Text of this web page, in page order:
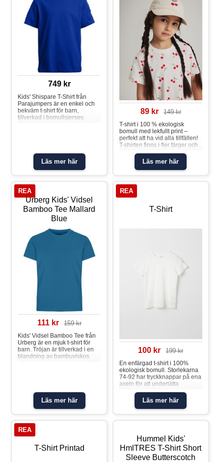
749 kr
Läs mer här
Kids' Shispare T-Shirt från
Parajumpers är en enkel och
bekväm t-shirt för barn,
tillverkad i bomullsjersey.
89 kr 149 kr
Läs mer här
T-shirt i 100 % ekologisk
bomull med lekfullt print –
perfekt att ha vid alla tillfällen!
T-shirten finns i fler färger och
tryck som matchar snyggt med
hela kollektionen. Storlekarna
86-92 har tryckknappar på ena
axeln för att underlätta
tryckknapparT-shirt körsbär
Urberg Kids' Vidsel
Bamboo Tee Mallard
Blue
REA
111 kr 159 kr
Läs mer här
Kids' Vidsel Bamboo Tee från
Urberg är en mjuk t-shirt för
barn. Tröjan är tillverkad i en
blandning av bambuviskos
% elastan
T-Shirt
REA
100 kr 199 kr
Läs mer här
En enfärgad t-shirt i 100%
ekologisk bomull. Storlekarna
74-92 har tryckknappar på ena
axeln för att underlätta
klädbyten. • Extra mjuka
sömmar • YKK Tryckknappar
Produktsäkerhet: KEEP AWAY
FROM FIRET-shirt
T-Shirt Printad
REA
Hummel Kids'
HmlTRES T-Shirt Short
Sleeve Butterscotch